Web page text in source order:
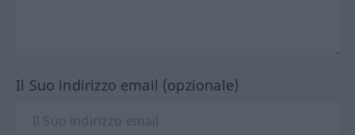
Il Suo indirizzo email (opzionale)